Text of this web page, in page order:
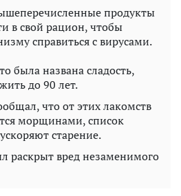
продукты
в свой рацион, чтобы
справиться с вирусами.
была названа сладость,
до 90 лет.
что от этих лакомств
морщинами, список
старение.
раскрыт вред незаменимого